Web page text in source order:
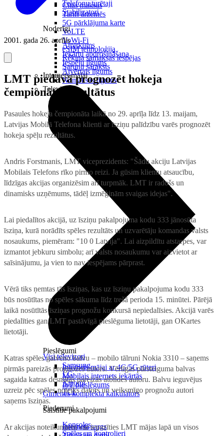
Citas maksas
Tarifi ārzemēs
5G pārklājuma karte
VoLTE
VoWi-Fi
eSIM tehnoloģija
Rēķina samaksas iespējas
Sarunu saraksts
Internets mājai
Pieslēgumi
Internets mājai ar 4G/5G rūteri
Mobilais internets iekārtās
IoT pieslēgums
Ģimenes komplekta kalkulators
Saistītie pakalpojumi
Interneta sargs
Telefonu turētaji
Stabilizatori
Noderīgi
Atpirkums
Iekārtu apdrošināšana
Iespēju līgums
Atvērtais līgums
Nomaksas līgums
Televizori
Visi televizori
Samsung
LG
Xiaomi
TCL
Piederumi
Konsoles
Spēles un kontrolieri
2001. gada 26. aprīlis
LMT piedāvā prognozēt hokeja
čempionāta rezultātus
Pasaules hokeja čempionāta laikā no 29. aprīļa līdz 13. maijam,
Latvijas Mobilā Telefona klienti ar īsziņu palīdzību varēs prognozēt
hokeja spēļu rezultātus.
Andris Forstmanis, LMT viceprezidents: "Šādu akciju Latvijas
Mobilais Telefons rīko pirmo reizi. Ja gūsim klientu atsaucību,
līdzīgas akcijas organizēsim arī turpmāk. LMT ir radošs un
dinamisks uzņēmums, tādēļ izmēģinām svaigas idejas".
Lai piedalītos akcijā, uz īsziņu pakalpojuma kodu 333 jānosūta
īsziņa, kurā norādīts spēles rezultāts un uzvarētāju komandas valsts
nosaukums, piemēram: "10 0 Latvija". Lai aizpildītu atstarpes, var
izmantot jebkuru simbolu; arī valsts nosaukumu var aizvietot ar
saīsinājumu, ja vien to nav iespējams pārprast.
Vērā tiks ņemtas tās īsziņas, kas uz īsziņu pakalpojuma kodu 333
būs nosūtītas no spēles sākuma līdz trešā perioda 15. minūtei. Pārējā
laikā nosūtītās īsziņas prognožu konkursā nepiedalīsies. Akcijā varēs
piedalīties gan LMT pastāvīgā pieslēguma lietotāji, gan OKartes
lietotāji.
Katras spēles galveno balvu – mobilo tālruni Nokia 3310 – saņems
pirmās pareizās prognozes autors. Vērtīgas pārsteiguma balvas
sagaida katras desmitās pareizās atbildes autoru. Balvu ieguvējus
uzreiz pēc spēles noteiks dators un veiksmīgo prognožu autori
saņems īsziņas.
Ar akcijas noteikumiem var iepazīties LMT mājas lapā un visos